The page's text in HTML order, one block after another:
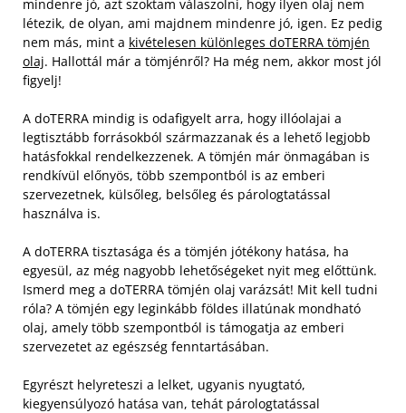
mindenre jó, azt szoktam válaszolni, hogy ilyen olaj nem
létezik, de olyan, ami majdnem mindenre jó, igen. Ez pedig
nem más, mint a kivételesen különleges doTERRA tömjén
olaj. Hallottál már a tömjénről? Ha még nem, akkor most jól
figyelj!
A doTERRA mindig is odafigyelt arra, hogy illóolajai a
legtisztább forrásokból származzanak és a lehető legjobb
hatásfokkal rendelkezzenek. A tömjén már önmagában is
rendkívül előnyös, több szempontból is az emberi
szervezetnek, külsőleg, belsőleg és párologtatással
használva is.
A doTERRA tisztasága és a tömjén jótékony hatása, ha
egyesül, az még nagyobb lehetőségeket nyit meg előttünk.
Ismerd meg a doTERRA tömjén olaj varázsát! Mit kell tudni
róla? A tömjén egy leginkább földes illatúnak mondható
olaj, amely több szempontból is támogatja az emberi
szervezetet az egészség fenntartásában.
Egyrészt helyreteszi a lelket, ugyanis nyugtató,
kiegyensúlyozó hatása van, tehát párologtatással